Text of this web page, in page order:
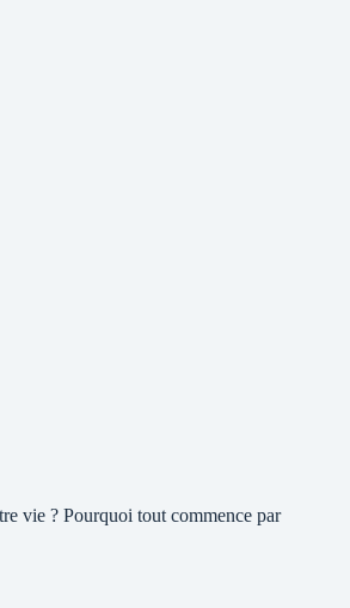
vie ? Pourquoi tout commence par